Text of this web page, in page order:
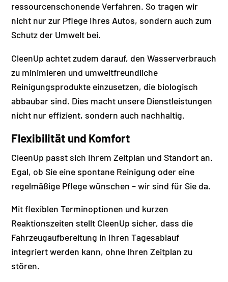
ressourcenschonende Verfahren. So tragen wir
nicht nur zur Pflege Ihres Autos, sondern auch zum
Schutz der Umwelt bei.
CleenUp achtet zudem darauf, den Wasserverbrauch
zu minimieren und umweltfreundliche
Reinigungsprodukte einzusetzen, die biologisch
abbaubar sind. Dies macht unsere Dienstleistungen
nicht nur effizient, sondern auch nachhaltig.
Flexibilität und Komfort
CleenUp passt sich Ihrem Zeitplan und Standort an.
Egal, ob Sie eine spontane Reinigung oder eine
regelmäßige Pflege wünschen – wir sind für Sie da.
Mit flexiblen Terminoptionen und kurzen
Reaktionszeiten stellt CleenUp sicher, dass die
Fahrzeugaufbereitung in Ihren Tagesablauf
integriert werden kann, ohne Ihren Zeitplan zu
stören.